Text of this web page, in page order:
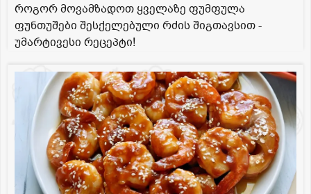
როგორ მოვამზადოთ ყველაზე ფუმფულა
ფუნთუშები შესქელებული რძის შიგთავსით -
უმარტივესი რეცეპტი!